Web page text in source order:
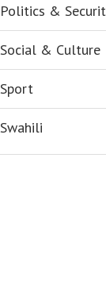
Politics &
Social & Culture
Sport
Swahili